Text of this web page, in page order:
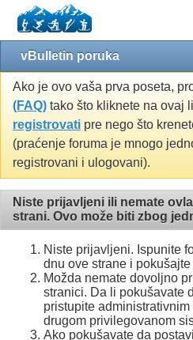
vBulletin poruka
Ako je ovo vaša prva poseta,
(FAQ) tako što kliknete na ovaj
registrovati pre nego što
(praćenje foruma je mnogo
registrovani i ulogovani).
Niste prijavljeni ili nemate
strani. Ovo može biti zbog
Niste prijavljeni. Ispunite
dnu ove strane i pokušajte
Možda nemate dovoljno
stranici. Da li pokušavate
pristupite
drugom privilegovanom
Ako pokušavate da